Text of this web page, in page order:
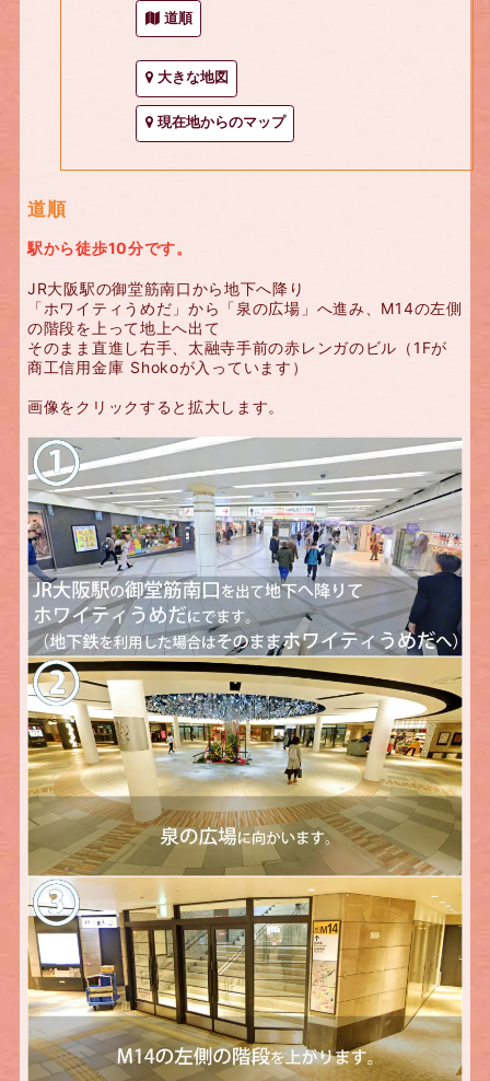
道順
大きな地図
現在地からのマップ
道順
駅から徒歩10分です。
JR大阪駅の御堂筋南口から地下へ降り
「ホワイティうめだ」から「泉の広場」へ進み、M14の左側
の階段を上って地上へ出て
そのまま直進し右手、太融寺手前の赤レンガのビル（1Fが
商工信用金庫 Shokoが入っています）
画像をクリックすると拡大します。